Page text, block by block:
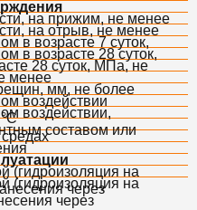
на прижим, не менее
на отрыв, не менее
в возрасте 7 суток,
в возрасте 28 суток,
28 суток, МПа, не
менее
мм, не более
воздействии
воздействии,
составом или
(гидроизоляция на
через
(гидроизоляция на
через